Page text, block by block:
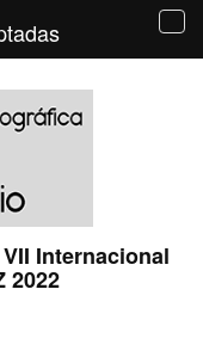
Internacional
2022